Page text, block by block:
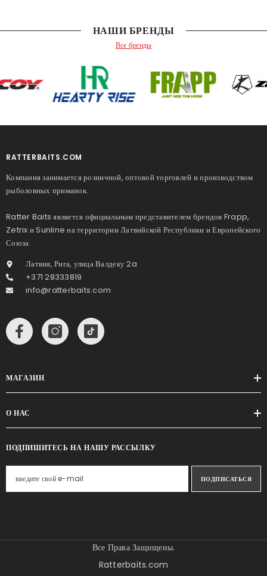
НАШИ БРЕНДЫ
Все бренды
RATTERBAITS.COM
Компания занимается розничной, оптовой торговлей и производством
рыболовных приманок.
Ratter Baits является официальным представителем брендов Frapp,
Zetrix и Sunline на территории Латвийской Республики и Европейского
Союза.
Латвия, Рига, улица Валдеку 2a
+371 28333819
info@ratterbaits.com
МАГАЗИН
О НАС
ПОДПИШИТЕСЬ НА НАШУ РАССЫЛКУ
ПОДПИСАТЬСЯ
Все Права Защищены.
Ratterbaits.com